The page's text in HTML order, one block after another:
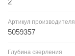
2
Артикул производителя
5059357
Глубина сверления